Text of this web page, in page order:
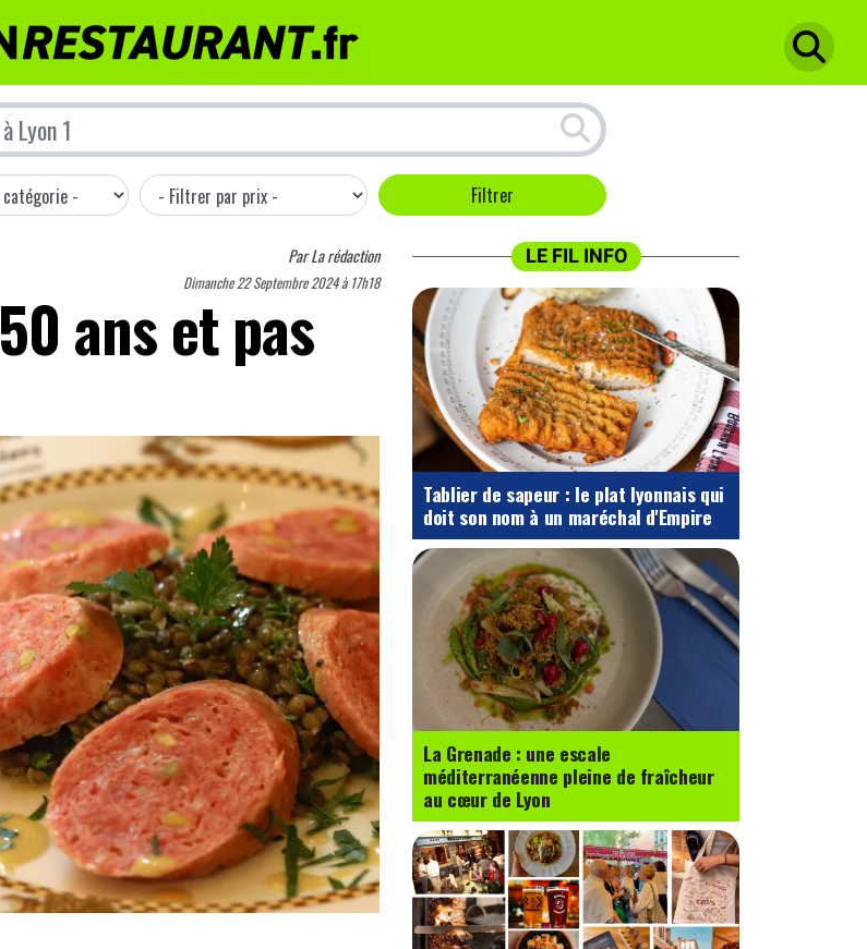
ParLa rédaction
Dimanche 22 Septembre 2024 à 17h18
ans et pas
LE FIL INFO
Tablier de sapeur : le plat lyonnais qui
doit son nom à un maréchal d'Empire
La Grenade : une escale
méditerranéenne pleine de fraîcheur
au cœur de Lyon